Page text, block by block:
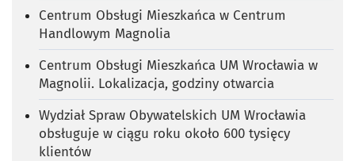
Centrum Obsługi Mieszkańca w Centrum
Handlowym Magnolia
Centrum Obsługi Mieszkańca UM Wrocławia w
Magnolii. Lokalizacja, godziny otwarcia
Wydział Spraw Obywatelskich UM Wrocławia
obsługuje w ciągu roku około 600 tysięcy
klientów